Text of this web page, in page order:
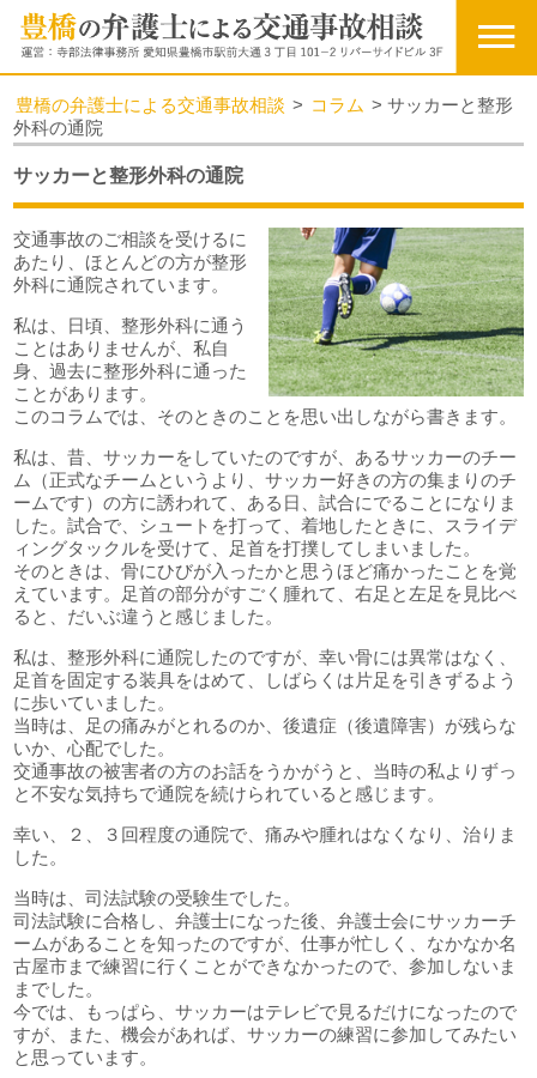
豊橋の弁護士による交通事故相談 > コラム >サッカーと整形
外科の通院
サッカーと整形外科の通院
交通事故のご相談を受けるに
あたり、ほとんどの方が整形
外科に通院されています。
私は、日頃、整形外科に通う
ことはありませんが、私自
身、過去に整形外科に通った
ことがあります。
このコラムでは、そのときのことを思い出しながら書きます。
私は、昔、サッカーをしていたのですが、あるサッカーのチー
ム（正式なチームというより、サッカー好きの方の集まりのチ
ームです）の方に誘われて、ある日、試合にでることになりま
した。試合で、シュートを打って、着地したときに、スライデ
ィングタックルを受けて、足首を打撲してしまいました。
そのときは、骨にひびが入ったかと思うほど痛かったことを覚
えています。足首の部分がすごく腫れて、右足と左足を見比べ
ると、だいぶ違うと感じました。
私は、整形外科に通院したのですが、幸い骨には異常はなく、
足首を固定する装具をはめて、しばらくは片足を引きずるよう
に歩いていました。
当時は、足の痛みがとれるのか、後遺症（後遺障害）が残らな
いか、心配でした。
交通事故の被害者の方のお話をうかがうと、当時の私よりずっ
と不安な気持ちで通院を続けられていると感じます。
幸い、２、３回程度の通院で、痛みや腫れはなくなり、治りま
した。
当時は、司法試験の受験生でした。
司法試験に合格し、弁護士になった後、弁護士会にサッカーチ
ームがあることを知ったのですが、仕事が忙しく、なかなか名
古屋市まで練習に行くことができなかったので、参加しないま
までした。
今では、もっぱら、サッカーはテレビで見るだけになったので
すが、また、機会があれば、サッカーの練習に参加してみたい
と思っています。